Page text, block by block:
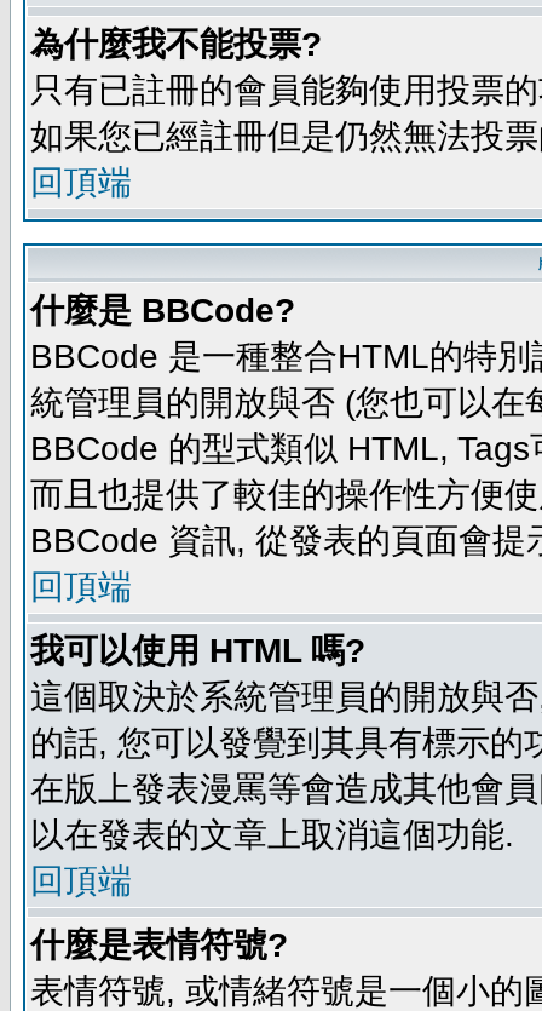
為什麼我不能投票?
只有已註冊的會員能夠使用投票
如果您已經註冊但是仍然無法投
回頂端
什麼是 BBCode?
BBCode 是一種整合HTML的特
統管理員的開放與否 (您也可以
BBCode 的型式類似 HTML,
而且也提供了較佳的操作性方便
BBCode 資訊, 從發表的頁面會提
回頂端
我可以使用 HTML 嗎?
這個取決於系統管理員的開放與
的話, 您可以發覺到其具有標示
在版上發表漫罵等會造成其他會
以在發表的文章上取消這個功能.
回頂端
什麼是表情符號?
表情符號, 或情緒符號是一個小